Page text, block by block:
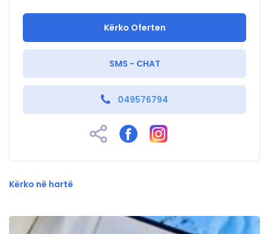
Kërko Oferten
SMS - CHAT
049576794
Kërko në hartë